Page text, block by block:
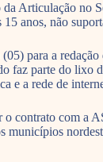
da Articulação
anos, não
para a
faz parte do
e a rede de
contrato com a